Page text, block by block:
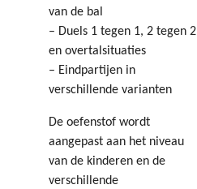
van de bal
– Duels 1 tegen 1, 2 tegen 2
en overtalsituaties
– Eindpartijen in
verschillende varianten
De oefenstof wordt
aangepast aan het niveau
van de kinderen en de
verschillende